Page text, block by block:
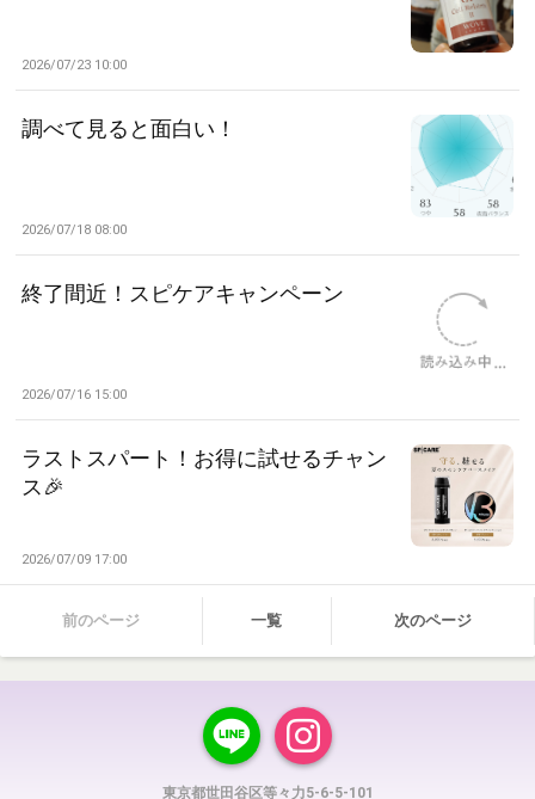
2026/07/23 10:00
調べて見ると面白い！
2026/07/18 08:00
終了間近！スピケアキャンペーン
2026/07/16 15:00
ラストスパート！お得に試せるチャン
ス🎉
2026/07/09 17:00
前のページ 一覧 次のページ
東京都世田谷区等々力5-6-5-101